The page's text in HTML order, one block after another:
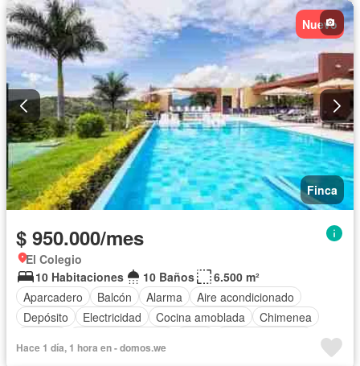
Vigilante
Acceso para personas con discapacidad
Jardín
Barbecue
Caseta de vigilancia
Seguridad privada
Piscina
Permite mascotas Permite niños Solo familias
Nuevo
Finca
$ 950.000/mes
El Colegio
10 Habitaciones
10 Baños
6.500 m²
Aparcadero
Balcón Alarma
Aire acondicionado
Depósito
Electricidad Cocina amoblada
Chimenea
Vista panorámica
Internet
Hace 1 día, 1 hora en - domos.we